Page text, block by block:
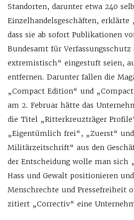
Standorten, darunter etwa 240
Einzelhandelsgeschäften, erklärte
dass sie ab sofort Publikationen
Bundesamt für
extremistisch“ eingestuft seien,
entfernen. Darunter fallen die
„Compact Edition“ und
am 2. Februar hätte das
die Titel „Ritterkreuzträger
„Eigentümlich frei“, „Zuerst“
Militärzeitschrift“ aus den
der Entscheidung wolle man sich
Hass und Gewalt positionieren
Menschrechte und Pressefreiheit
zitiert „Correctiv“ eine